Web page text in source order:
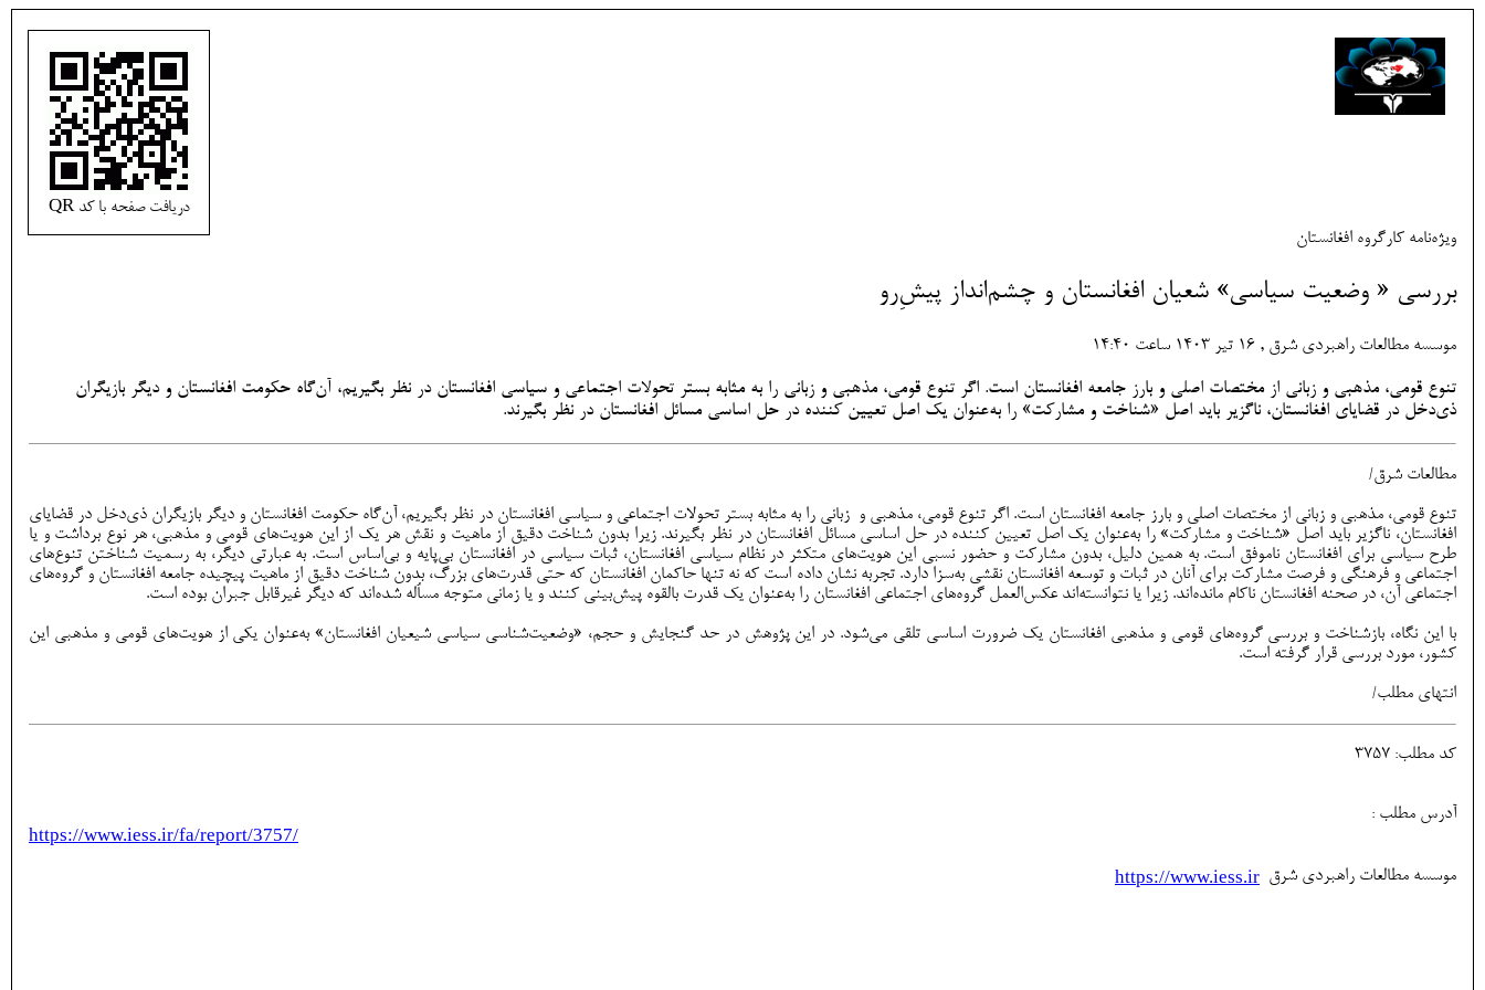
دریافت صفحه با کد QR
ویژه‌نامه کارگروه افغانستان
بررسی « وضعیت سیاسی» شعیان افغانستان و چشم‌انداز پیشِ‌رو
موسسه مطالعات راهبردی شرق , 16 تير 1403 ساعت 14:40
تنوع قومی، مذهبی و زبانی از مختصات اصلی و بارز جامعه افغانستان است. اگر تنوع قومی، مذهبی و زبانی را به مثابه بستر تحولات اجتماعی و سیاسی افغانستان در نظر بگیریم، آن‌گاه حکومت افغانستان و دیگر بازیگران
ذی‌دخل در قضایای افغانستان، ناگزیر باید اصل «شناخت و مشارکت» را به‌عنوان یک اصل تعیین کننده در حل اساسی مسائل افغانستان در نظر بگیرند.
مطالعات شرق/
تنوع قومی، مذهبی و زبانی از مختصات اصلی و بارز جامعه افغانستان است. اگر تنوع قومی، مذهبی و زبانی را به مثابه بستر تحولات اجتماعی و سیاسی افغانستان در نظر بگیریم، آن‌گاه حکومت افغانستان و دیگر بازیگران ذی‌دخل در قضایای
افغانستان، ناگزیر باید اصل «شناخت و مشارکت» را به‌عنوان یک اصل تعیین کننده در حل اساسی مسائل افغانستان در نظر بگیرند. زیرا بدون شناخت دقیق از ماهیت و نقش هر یک از این هویت‌های قومی و مذهبی، هر نوع برداشت و یا
طرح سیاسی برای افغانستان ناموفق است. به همین دلیل، بدون مشارکت و حضور نسبی این هویت‌های متکثر در نظام سیاسی افغانستان، ثبات سیاسی در افغانستان بی‌پایه و بی‌اساس است. به عبارتی دیگر، به رسمیت شناختن تنوع‌های
اجتماعی و فرهنگی و فرصت مشارکت برای آنان در ثبات و توسعه افغانستان نقشی به‌سزا دارد. تجربه نشان داده است که نه تنها حاکمان افغانستان که حتی قدرت‌های بزرگ، بدون شناخت دقیق از ماهیت پیچیده جامعه افغانستان و گروه‌های
اجتماعی آن، در صحنه افغانستان ناکام مانده‌اند. زیرا یا نتوانسته‌اند عکس‌العمل گروه‌های اجتماعی افغانستان را به‌عنوان یک قدرت بالقوه پیش‌بینی کنند و یا زمانی متوجه مساُله شده‌اند که دیگر غیرقابل جبران بوده است.
با این نگاه، بازشناخت و بررسی گروه‌های قومی و مذهبی افغانستان یک ضرورت اساسی تلقی می‌شود. در این پژوهش در حد گنجایش و حجم، «وضعیت‌شناسی سیاسی شیعیان افغانستان» به‌عنوان یکی از هویت‌های قومی و مذهبی این
کشور، مورد بررسی قرار گرفته است.
انتهای مطلب/
کد مطلب: 3757
آدرس مطلب :
https://www.iess.ir/fa/report/3757/
موسسه مطالعات راهبردي شرق https://www.iess.ir